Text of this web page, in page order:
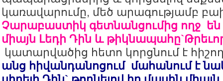
կառավարումը, մեծ արագությամբ
Չարաբաստիկ գետնանցումից ողջ են
միայն Լեդի Դին և
կատարվածից հետո կորցնում է
անց հիվանդանոցում մահանում է